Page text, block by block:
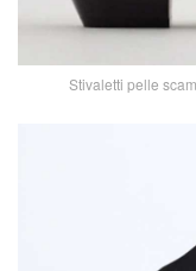
Stivaletti pelle